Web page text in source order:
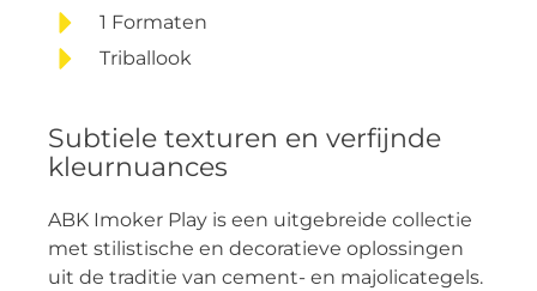
Subtiele texturen en verfijnde
kleurnuances
ABK Imoker Play is een uitgebreide collectie
met stilistische en decoratieve oplossingen
uit de traditie van cement- en majolicategels.
1 Formaten
Triballook